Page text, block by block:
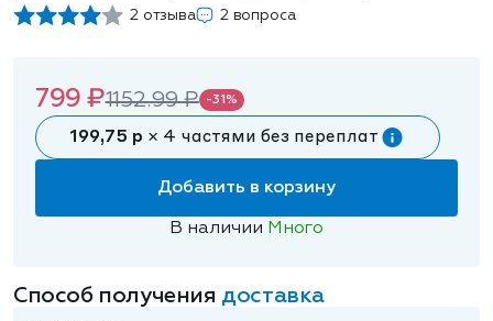
2 отзыва 2 вопроса
799 ₽1152.99 ₽ -31%
199,75 р × 4 частями без переплат
Добавить в корзину
В наличии Много
Способ получения доставка